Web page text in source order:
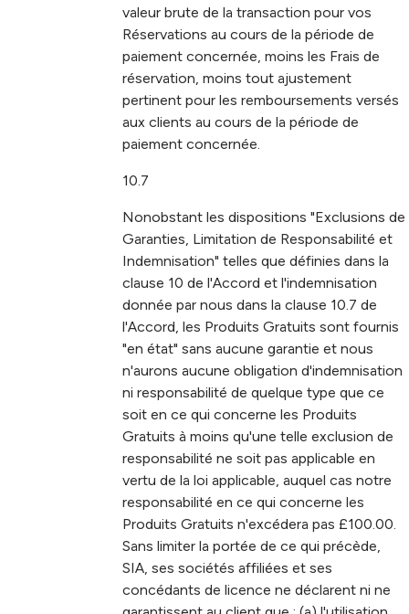
valeur brute de la transaction pour vos
Réservations au cours de la période de
paiement concernée, moins les Frais de
réservation, moins tout ajustement
pertinent pour les remboursements versés
aux clients au cours de la période de
paiement concernée.
10.7
Nonobstant les dispositions "Exclusions de
Garanties, Limitation de Responsabilité et
Indemnisation" telles que définies dans la
clause 10 de l'Accord et l'indemnisation
donnée par nous dans la clause 10.7 de
l'Accord, les Produits Gratuits sont fournis
"en état" sans aucune garantie et nous
n'aurons aucune obligation d'indemnisation
ni responsabilité de quelque type que ce
soit en ce qui concerne les Produits
Gratuits à moins qu'une telle exclusion de
responsabilité ne soit pas applicable en
vertu de la loi applicable, auquel cas notre
responsabilité en ce qui concerne les
Produits Gratuits n'excédera pas £100.00.
Sans limiter la portée de ce qui précède,
SIA, ses sociétés affiliées et ses
concédants de licence ne déclarent ni ne